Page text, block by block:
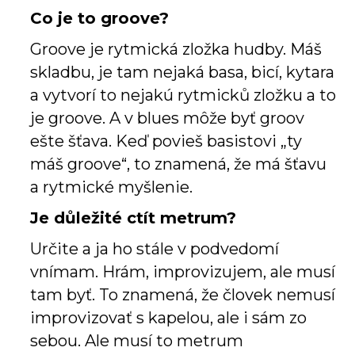
Co je to groove?
Groove je rytmická zložka hudby. Máš
skladbu, je tam nejaká basa, bicí, kytara
a vytvorí to nejakú rytmicků zložku a to
je groove. A v blues môže byť groov
ešte šťava. Keď povieš basistovi „ty
máš groove“, to znamená, že má šťavu
a rytmické myšlenie.
Je důležité ctít metrum?
Určite a ja ho stále v podvedomí
vnímam. Hrám, improvizujem, ale musí
tam byť. To znamená, že človek nemusí
improvizovať s kapelou, ale i sám zo
sebou. Ale musí to metrum